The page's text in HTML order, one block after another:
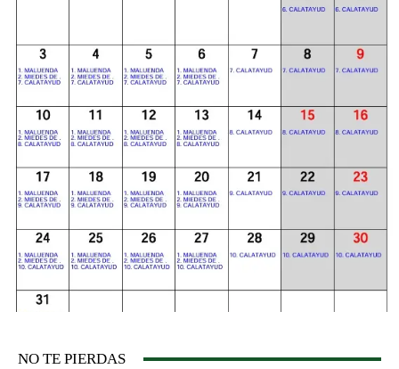
NO TE PIERDAS